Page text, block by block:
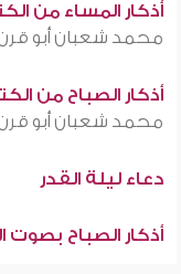
أذكار المساء من
محمد شعبان أبو
أذكار الصباح من
محمد شعبان أبو
دعاء ليلة القدر
أذكار الصباح بصوت